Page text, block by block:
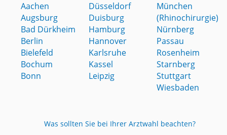
Aachen
Augsburg
Bad Dürkheim
Berlin
Bielefeld
Bochum
Bonn
Düsseldorf
Duisburg
Hamburg
Hannover
Karlsruhe
Kassel
Leipzig
München
(Rhinochirurgie)
Nürnberg
Passau
Rosenheim
Starnberg
Stuttgart
Wiesbaden
Was sollten Sie bei Ihrer Arztwahl beachten?